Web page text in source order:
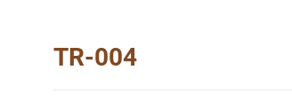
TR-004